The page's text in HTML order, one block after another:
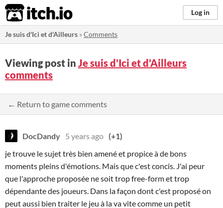
itch.io Log in
Je suis d'Ici et d'Ailleurs »Comments
Viewing post in Je suis d'Ici et d'Ailleurs
comments
← Return to game comments
DocDandy 5 years ago (+1)
je trouve le sujet très bien amené et propice à de bons
moments pleins d'émotions. Mais que c'est concis. J'ai peur
que l'approche proposée ne soit trop free-form et trop
dépendante des joueurs. Dans la façon dont c'est proposé on
peut aussi bien traiter le jeu à la va vite comme un petit